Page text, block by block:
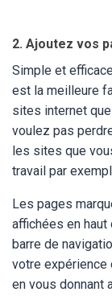
2. Ajoutez vos
Simple et
est la meilleure
sites internet
voulez pas
les sites que
travail par
Les pages
affichées en
barre de
votre expérience
en vous donnant